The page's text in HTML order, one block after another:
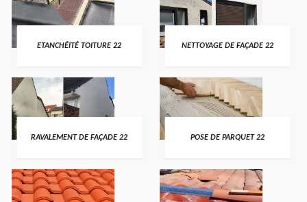
ETANCHÉITÉ TOITURE 22 NETTOYAGE DE FAÇADE 22
RAVALEMENT DE FAÇADE 22 POSE DE PARQUET 22